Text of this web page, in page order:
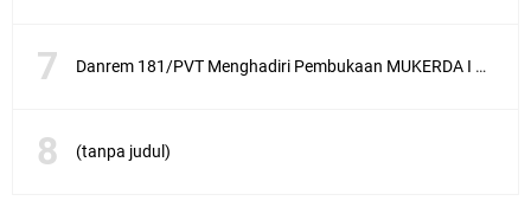
Danrem 181/PVT Menghadiri Pembukaan MUKERDA I Majelis Daerah GPdI Provinsi PBD
(tanpa judul)